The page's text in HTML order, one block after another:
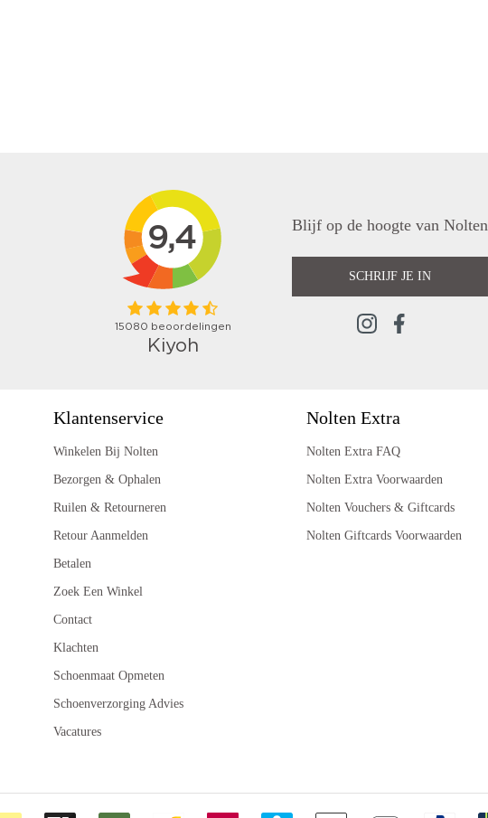
Blijf op de hoogte van Nolten
SCHRIJF JE IN
Klantenservice
Winkelen Bij Nolten
Bezorgen & Ophalen
Ruilen & Retourneren
Retour Aanmelden
Betalen
Zoek Een Winkel
Contact
Klachten
Schoenmaat Opmeten
Schoenverzorging Advies
Vacatures
Nolten Extra
Nolten Extra FAQ
Nolten Extra Voorwaarden
Nolten Vouchers & Giftcards
Nolten Giftcards Voorwaarden